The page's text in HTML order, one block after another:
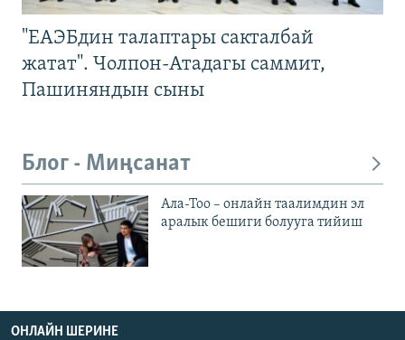
"ЕАЭБдин талаптары сакталбай
жатат". Чолпон-Атадагы саммит,
Пашиняндын сыны
Блог - Миңсанат
Ала-Тоо – онлайн таалимдин эл
аралык бешиги болууга тийиш
ОНЛАЙН ШЕРИНЕ